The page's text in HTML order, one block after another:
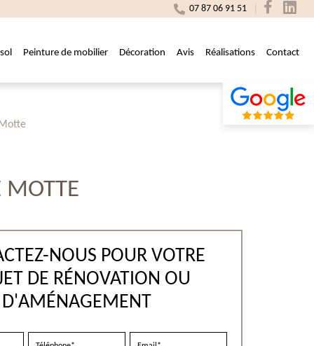
07 87 06 91 51
Peinture de mobilier Décoration Avis Réalisations Contact
MOTTE
NOUS POUR VOTRE
DE RÉNOVATION OU
D'AMÉNAGEMENT